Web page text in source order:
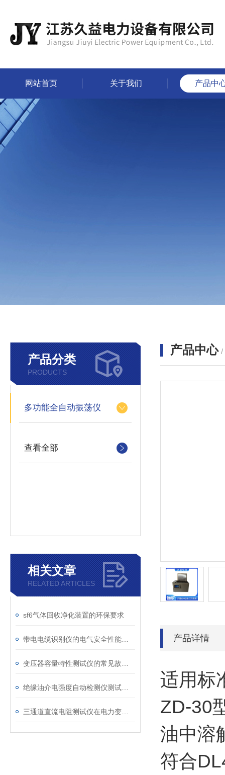
网站首页 关于我们 产品中
产品分类
PRODUCTS
多功能全自动振荡仪
查看全部
相关文章
RELATED ARTICLES
sf6气体回收净化装置的环保要求
产品中心 /
产品详情
适用标
ZD-30
油中溶
符合